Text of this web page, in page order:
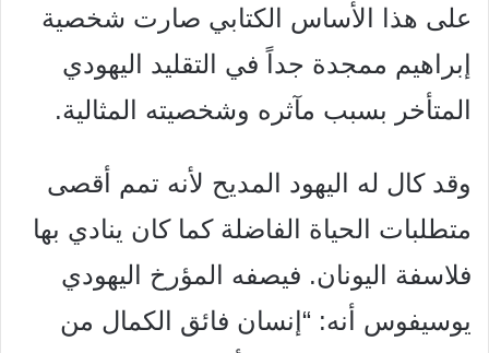
على هذا الأساس الكتابي صارت شخصية
إبراهيم ممجدة جداً في التقليد اليهودي
المتأخر بسبب مآثره وشخصيته المثالية.
وقد كال له اليهود المديح لأنه تمم أقصى
متطلبات الحياة الفاضلة كما كان ينادي بها
فلاسفة اليونان. فيصفه المؤرخ اليهودي
يوسيفوس أنه: “إنسان فائق الكمال من